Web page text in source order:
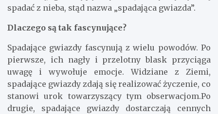
spadać z nieba, stąd nazwa „spadająca gwiazda”.
Dlaczego są tak fascynujące?
Spadające gwiazdy fascynują z wielu powodów. Po
pierwsze, ich nagły i przelotny blask przyciąga
uwagę i wywołuje emocje. Widziane z Ziemi,
spadające gwiazdy zdają się realizować życzenie, co
stanowi urok towarzyszący tym obserwacjom.Po
drugie, spadające gwiazdy dostarczają cennych